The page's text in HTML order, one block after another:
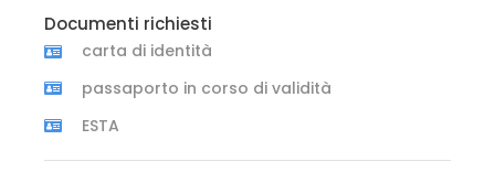
Documenti richiesti
carta di identità
passaporto in corso di validità
ESTA